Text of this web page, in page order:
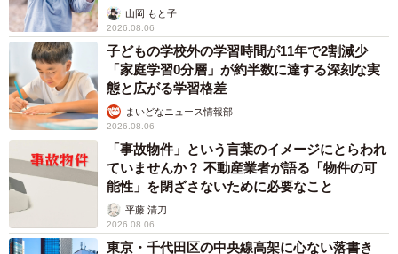
出し…山岡 もと子
2026.08.06
子どもの学校外の学習時間が11年で2割減少
「家庭学習0分層」が約半数に達する深刻な実
態と広がる学習格差
まいどなニュース情報部
2026.08.06
「事故物件」という言葉のイメージにとらわれ
ていませんか？ 不動産業者が語る「物件の可
能性」を閉ざさないために必要なこと
平藤 清刀
2026.08.06
東京・千代田区の中央線高架に心ない落書き